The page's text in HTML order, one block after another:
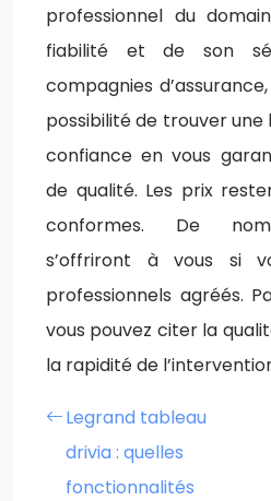
professionnel du
fiabilité et de son
compagnies
possibilité de trouver
confiance en vous
de qualité. Les prix
conformes. De
s’offriront à vous si
professionnels agréés.
vous pouvez citer la
la rapidité de
Legrand tableau
drivia : quelles
fonctionnalités